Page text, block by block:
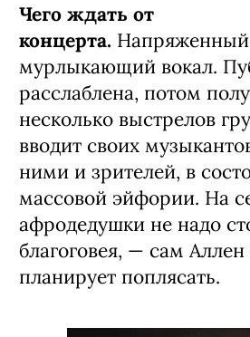
Чего ждать от
концерта.
мурлыкающий вокал.
расслаблена, потом
несколько выстрелов
вводит своих
ними и зрителей, в
массовой эйфории. На
афродедушки не надо
благоговея, — сам Аллен
планирует поплясать.